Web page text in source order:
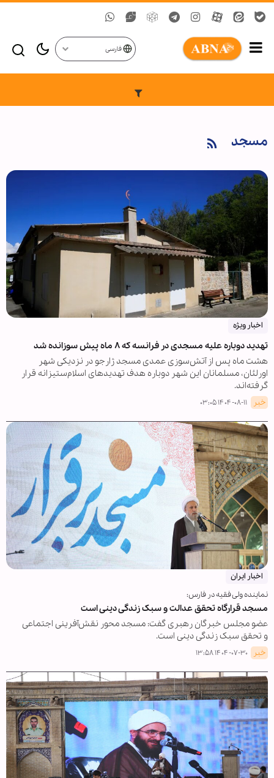
فارسی
مسجد
اخبار ویژه
تهدید دوباره علیه مسجدی در فرانسه که ۸ ماه پیش سوزانده شد
هشت ماه پس از آتش‌سوزی عمدی مسجد ژارجو در نزدیکی شهر
اورلئان، مسلمانان این شهر دوباره هدف تهدیدهای اسلام‌ستیزانه قرار
گرفته‌اند.
خبر ۱۴۰۴-۰۸-۱۱ ۰۳:۰۵
اخبار ایران
نماینده ولی فقیه در فارس:
مسجد قرارگاه تحقق عدالت و سبک زندگی دینی است
عضو مجلس خبرگان رهبری گفت: مسجد محور نقش‌آفرینی اجتماعی
و تحقق سبک زندگی دینی است.
خبر ۱۴۰۴-۰۷-۳۰ ۱۳:۵۸